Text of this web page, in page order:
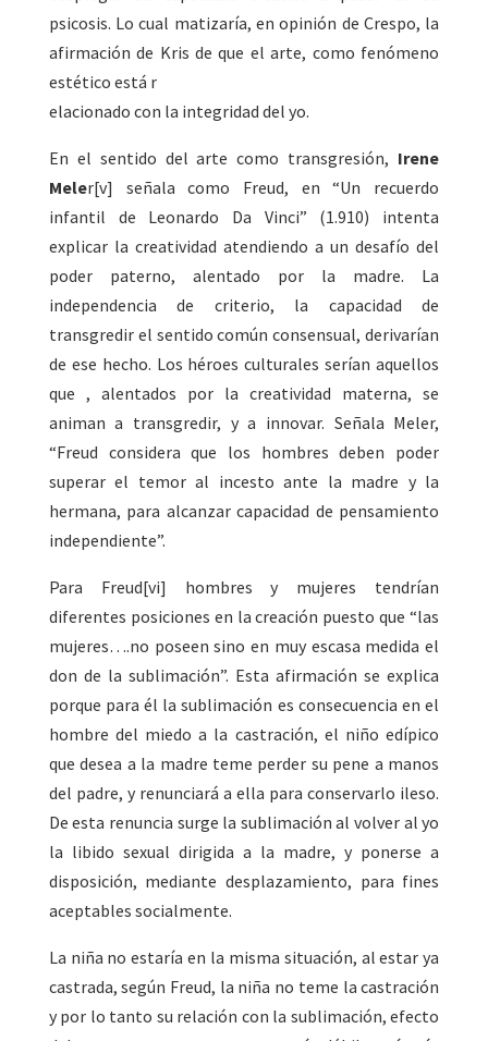
psicosis. Lo cual matizaría, en opinión de Crespo, la
afirmación de Kris de que el arte, como fenómeno
estético está r
elacionado con la integridad del yo.
En el sentido del arte como transgresión, Irene
Meler[v] señala como Freud, en “Un recuerdo
infantil de Leonardo Da Vinci” (1.910) intenta
explicar la creatividad atendiendo a un desafío del
poder paterno, alentado por la madre. La
independencia de criterio, la capacidad de
transgredir el sentido común consensual, derivarían
de ese hecho. Los héroes culturales serían aquellos
que , alentados por la creatividad materna, se
animan a transgredir, y a innovar. Señala Meler,
“Freud considera que los hombres deben poder
superar el temor al incesto ante la madre y la
hermana, para alcanzar capacidad de pensamiento
independiente”.
Para Freud[vi] hombres y mujeres tendrían
diferentes posiciones en la creación puesto que “las
mujeres….no poseen sino en muy escasa medida el
don de la sublimación”. Esta afirmación se explica
porque para él la sublimación es consecuencia en el
hombre del miedo a la castración, el niño edípico
que desea a la madre teme perder su pene a manos
del padre, y renunciará a ella para conservarlo ileso.
De esta renuncia surge la sublimación al volver al yo
la libido sexual dirigida a la madre, y ponerse a
disposición, mediante desplazamiento, para fines
aceptables socialmente.
La niña no estaría en la misma situación, al estar ya
castrada, según Freud, la niña no teme la castración
y por lo tanto su relación con la sublimación, efecto